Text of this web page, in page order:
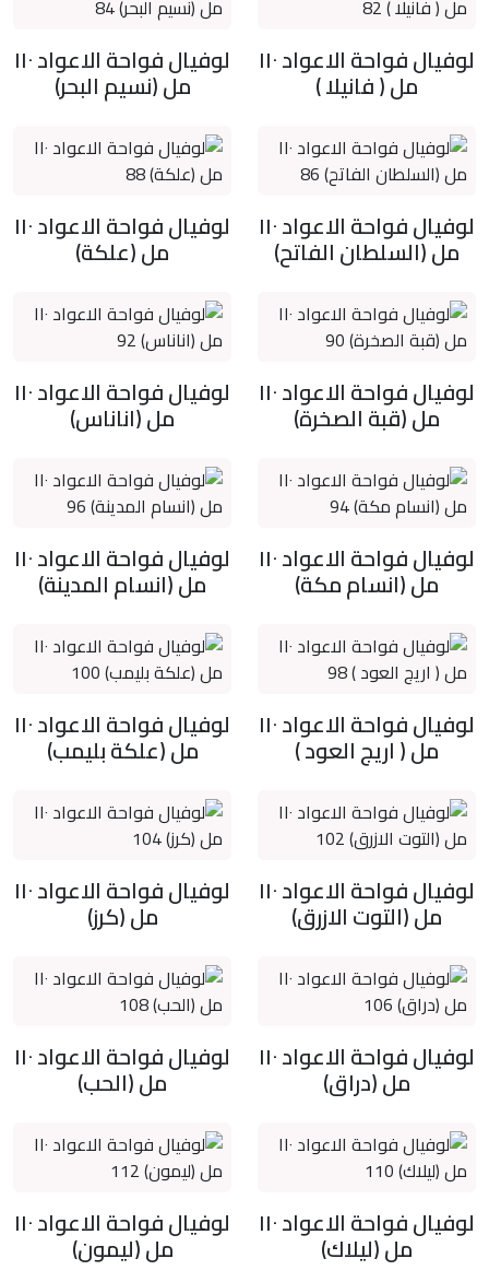
لوفيال فواحة الاعواد ١١٠
مل ( فانيلا )
لوفيال فواحة الاعواد ١١٠
مل (نسيم البحر)
لوفيال فواحة الاعواد ١١٠
مل (السلطان الفاتح)
لوفيال فواحة الاعواد ١١٠
مل (علكة)
لوفيال فواحة الاعواد ١١٠
مل (قبة الصخرة)
لوفيال فواحة الاعواد ١١٠
مل (اناناس)
لوفيال فواحة الاعواد ١١٠
مل (انسام مكة)
لوفيال فواحة الاعواد ١١٠
مل (انسام المدينة)
لوفيال فواحة الاعواد ١١٠
مل ( اريج العود )
لوفيال فواحة الاعواد ١١٠
مل (علكة بليمب)
لوفيال فواحة الاعواد ١١٠
مل (التوت الازرق)
لوفيال فواحة الاعواد ١١٠
مل (كرز)
لوفيال فواحة الاعواد ١١٠
مل (دراق)
لوفيال فواحة الاعواد ١١٠
مل (الحب)
لوفيال فواحة الاعواد ١١٠
مل (ليلاك)
لوفيال فواحة الاعواد ١١٠
مل (ليمون)